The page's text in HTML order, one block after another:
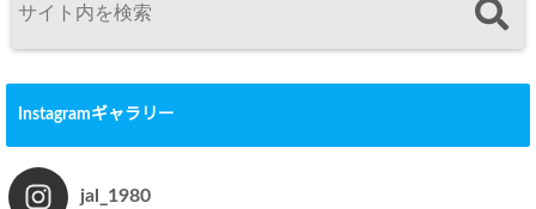
Instagramギャラリー
jal_1980